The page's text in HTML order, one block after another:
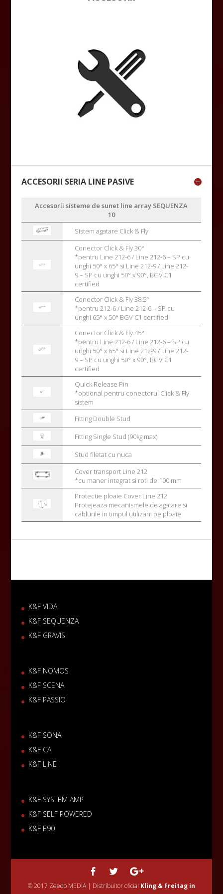
ACCESORII SERIA LINE PASIVE
Accesorii sisteme de sunet line array SEQUENZA
10
Sistem agatare Click & Fly
Conector Click & Fly 30°
*pentru Line 212-6 / Line 212-6 – SP cu
unghi 50° x 65° si Line 212-9 / Line 212-
9 – SP cu unghi 50° x 90°, BGV C1
certified
Conector Click & Fly 38.5°
*pentru 212-6 / Line 212-6 – SP cu
unghi 65° x 50° BGV C1 certified
Conector Click & Fly 45°
*pentru Line 212-6 / Line 212-6 – SP cu
unghi 50° x 65° si Line 212-9 / Line 212-
9 – SP cu unghi 50° x 90°, BGV C1
certified
Quick Release Pin
*optional pentru conectorul Click & Fly
sistem
Fitting Double Stud
Fitting Single Stud (90kg max)
Stud filetat cu nuca
Cover transport Line 212
*cu maner integrat si roti de 100 mm
Protectie ploaie Cover Line 212
Protejeaza mecanismele de agatare si
cablurile in timpul utilizarii pe ploaie
K&F VIDA
K&F SEQUENZA
K&F GRAVIS
K&F NOMOS
K&F SCENA
K&F PASSIO
K&F SONA
K&F CA
K&F LINE
K&F SYSTEM AMP
K&F SELF POWERED
K&F E90
© 2017 Zeedo MEDIA | Distribuitor oficial Kling & Freitag in